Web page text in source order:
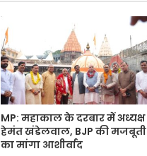
MP: महाकाल के दरबार में अध्यक्ष
हेमंत खंडेलवाल, BJP की मजबूती
का मांगा आशीर्वाद